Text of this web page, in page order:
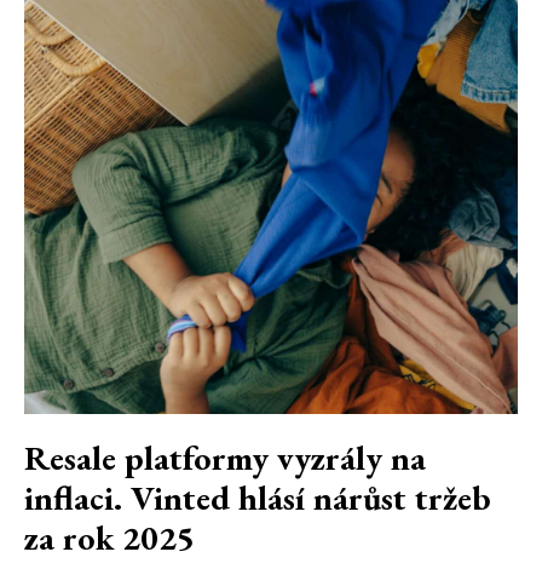
Resale platformy vyzrály na
inflaci. Vinted hlásí nárůst tržeb
za rok 2025